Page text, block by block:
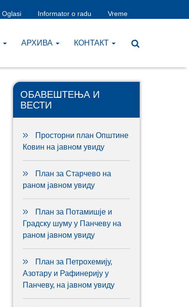
Oglasi Informator o radu Vreme
AРХИВА КОНТАКТ
ОБАВЕШТЕЊА И
ВЕСТИ
Просторни план Општине
Ковин на јавном увиду
План за Старчево на
раном јавном увиду
План за Потамишје и
Градску шуму у Панчеву на
раном јавном увиду
План за Петрохемију,
Азотару и Рафинерију у
Панчеву, на јавном увиду